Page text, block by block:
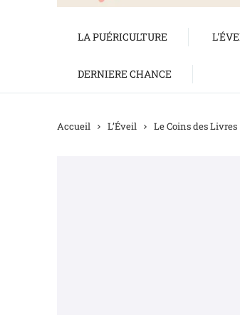
LA PUÉRICULTURE
DERNIERE CHANCE
Accueil L’Éveil Le Coins des Livres